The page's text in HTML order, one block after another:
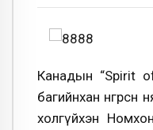
Канадын “Spirit of
багийнхан
холгүйхэн